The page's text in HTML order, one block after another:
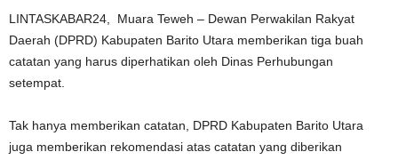
LINTASKABAR24, Muara Teweh – Dewan Perwakilan Rakyat
Daerah (DPRD) Kabupaten Barito Utara memberikan tiga buah
catatan yang harus diperhatikan oleh Dinas Perhubungan
setempat.
Tak hanya memberikan catatan, DPRD Kabupaten Barito Utara
juga memberikan rekomendasi atas catatan yang diberikan